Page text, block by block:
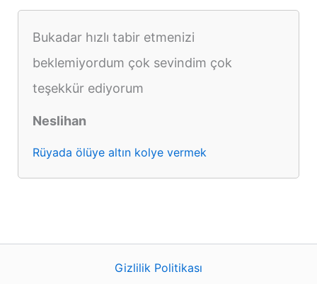
Bukadar hızlı tabir etmenizi
beklemiyordum çok sevindim çok
teşekkür ediyorum
Neslihan
Rüyada ölüye altın kolye vermek
Gizlilik Politikası